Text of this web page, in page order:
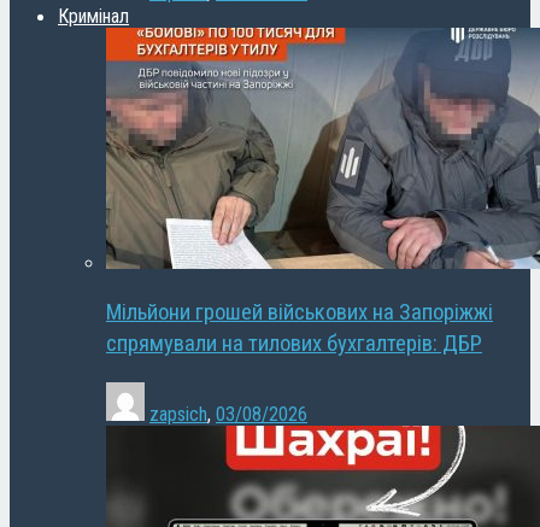
Кримінал
Мільйони грошей військових на Запоріжжі
спрямували на тилових бухгалтерів: ДБР
zapsich, 03/08/2026